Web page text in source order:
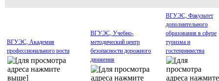
ВГУЭС, Академия
профессионального роста
ВГУЭС, Учебно-
методический центр
безопасности дорожного
движения
ВГУЭС, Факультет
дополнительного
образования в сфере
туризма и
гостеприимства